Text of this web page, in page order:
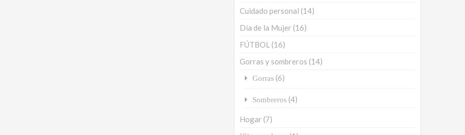
Cuidado personal (14)
Día de la Mujer (16)
FÚTBOL (16)
Gorras y sombreros (14)
Gorras (6)
Sombreros (4)
Hogar (7)